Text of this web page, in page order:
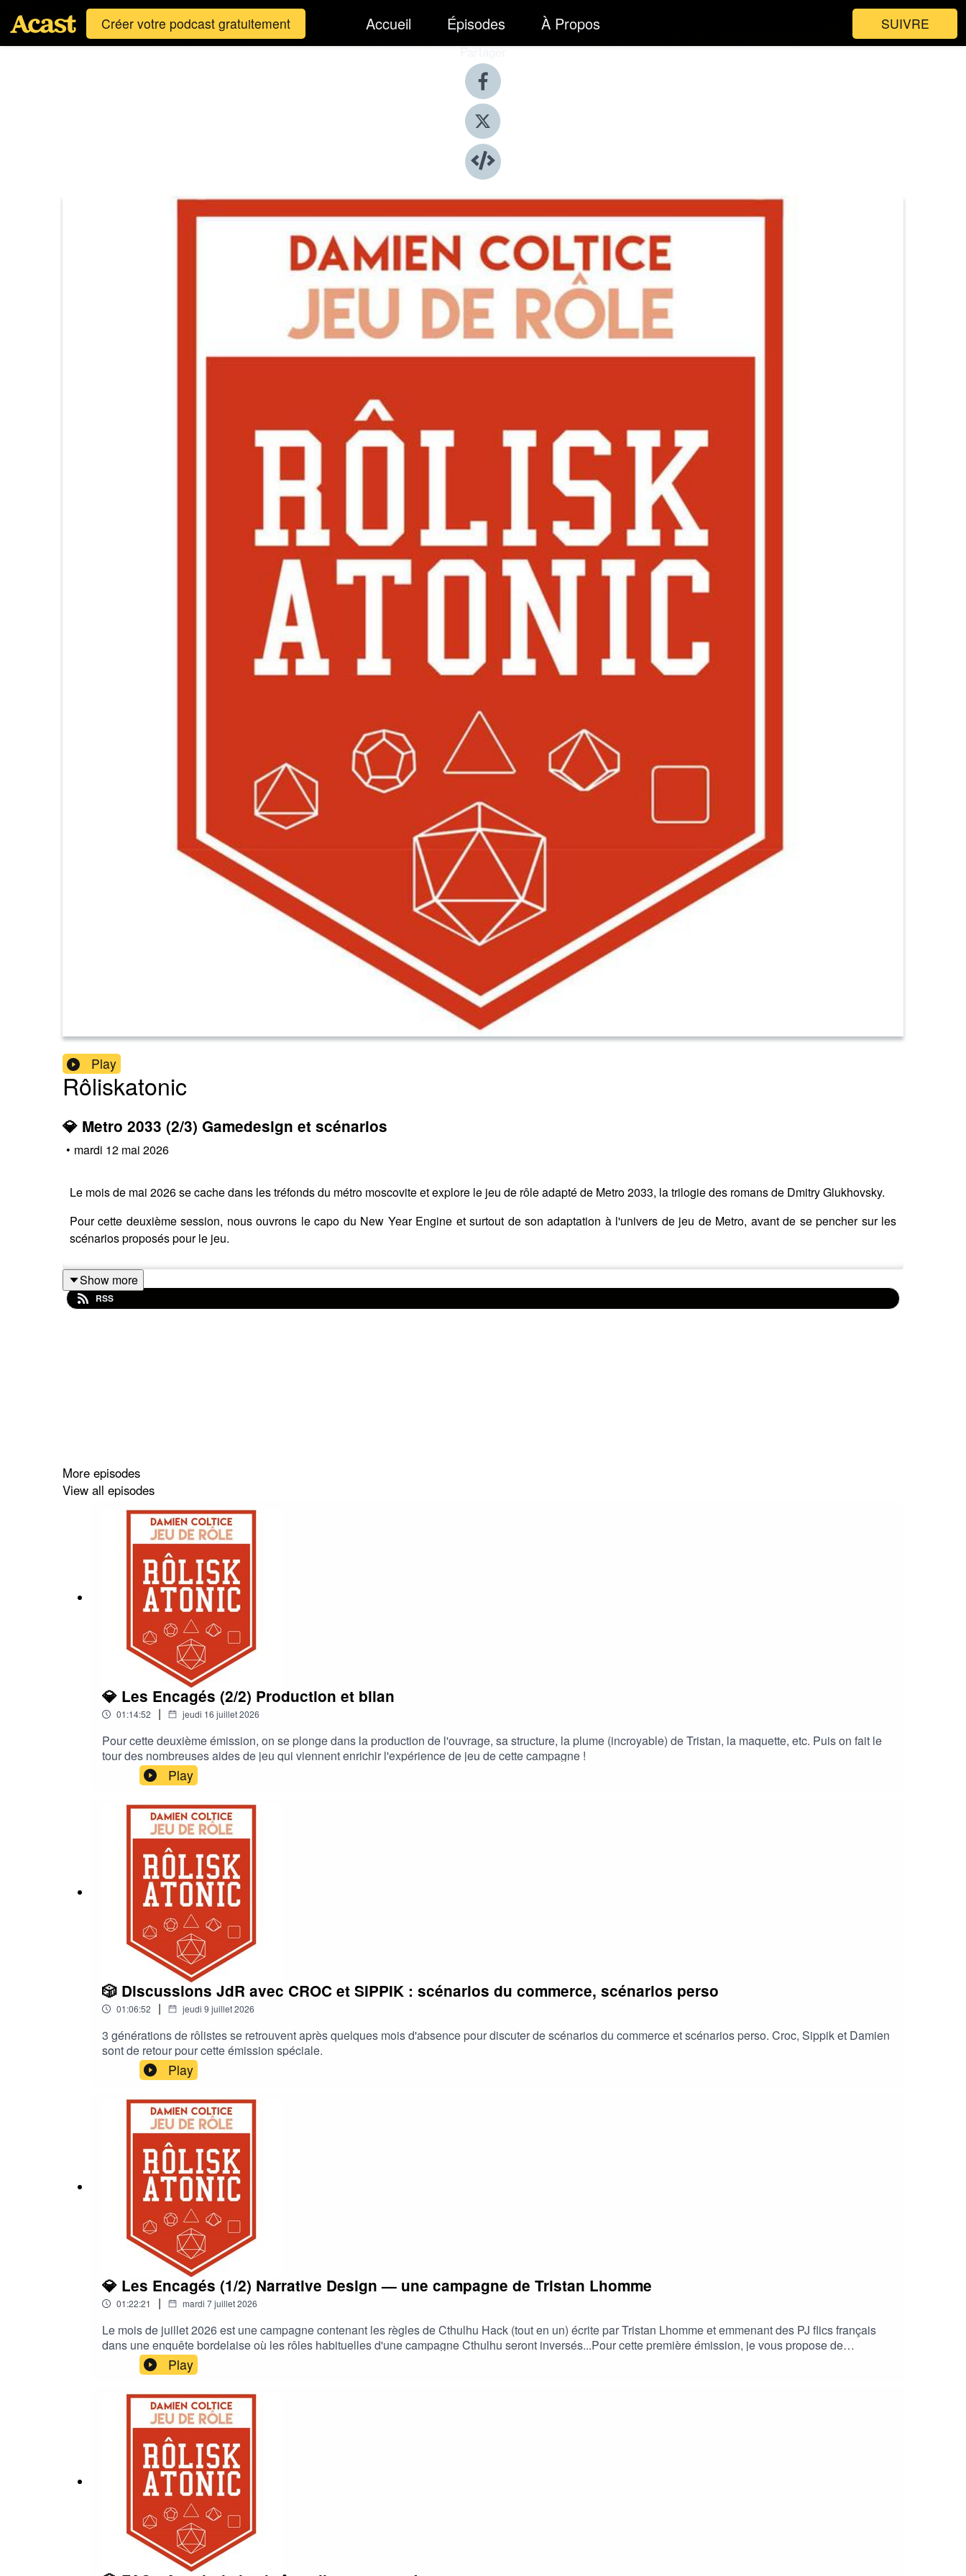
Créer votre podcast gratuitement Accueil Épisodes À Propos SUIVRE
Partager
Play
Rôliskatonic
💎 Metro 2033 (2/3) Gamedesign et scénarios
• mardi 12 mai 2026
Le mois de mai 2026 se cache dans les tréfonds du métro moscovite et explore le jeu de rôle adapté de Metro 2033, la trilogie des romans de Dmitry Glukhovsky.
Pour cette deuxième session, nous ouvrons le capo du New Year Engine et surtout de son adaptation à l'univers de jeu de Metro, avant de se pencher sur les
scénarios proposés pour le jeu.
Show more
RSS
More episodes
View all episodes
💎 Les Encagés (2/2) Production et bilan
01:14:52 | jeudi 16 juillet 2026
Pour cette deuxième émission, on se plonge dans la production de l'ouvrage, sa structure, la plume (incroyable) de Tristan, la maquette, etc. Puis on fait le
tour des nombreuses aides de jeu qui viennent enrichir l'expérience de jeu de cette campagne !
Play
🎲 Discussions JdR avec CROC et SIPPIK : scénarios du commerce, scénarios perso
01:06:52 | jeudi 9 juillet 2026
3 générations de rôlistes se retrouvent après quelques mois d'absence pour discuter de scénarios du commerce et scénarios perso. Croc, Sippik et Damien
sont de retour pour cette émission spéciale.
Play
💎 Les Encagés (1/2) Narrative Design — une campagne de Tristan Lhomme
01:22:21 | mardi 7 juillet 2026
Le mois de juillet 2026 est une campagne contenant les règles de Cthulhu Hack (tout en un) écrite par Tristan Lhomme et emmenant des PJ flics français
dans une enquête bordelaise où les rôles habituelles d'une campagne Cthulhu seront inversés...Pour cette première émission, je vous propose de
découvrir les éléments de l'intrigue et la manière dont ils peuvent s'articuler ainsi que les choix faits pour adapter les évènements au rythme de la partie. Où
le narrative design est partout !
Play